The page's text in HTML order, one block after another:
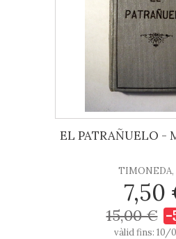
EL PATRAÑUELO -
TIMONEDA,
7,50
15,00 € -
vàlid fins: 10/